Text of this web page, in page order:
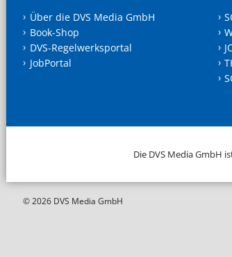
Über die DVS Media GmbH
Book-Shop
DVS-Regelwerksportal
JobPortal
Die DVS Media GmbH
© 2026 DVS Media GmbH